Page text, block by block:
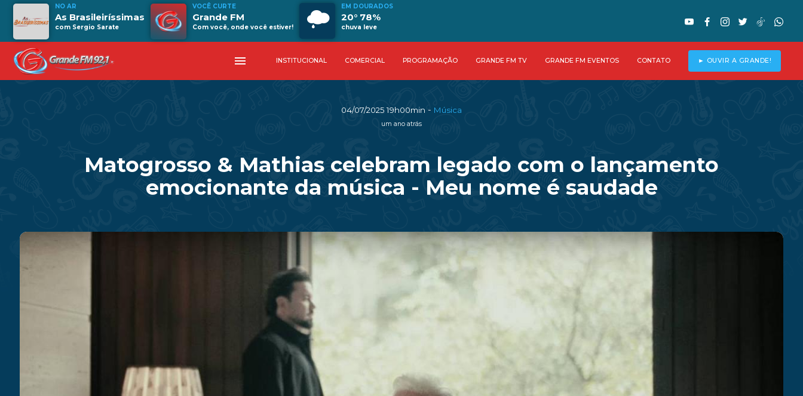
NO AR
As Brasileiríssimas
com Sergio Sarate
VOCÊ CURTE
Grande FM
Com você, onde você estiver!
EM DOURADOS
20° 78%
chuva leve
menu INSTITUCIONAL COMERCIAL PROGRAMAÇÃO GRANDE FM TV GRANDE FM EVENTOS CONTATO ► OUVIR A GRANDE!
04/07/2025 19h00min - Música
um ano atrás
Matogrosso & Mathias celebram legado com o lançamento
emocionante da música - Meu nome é saudade